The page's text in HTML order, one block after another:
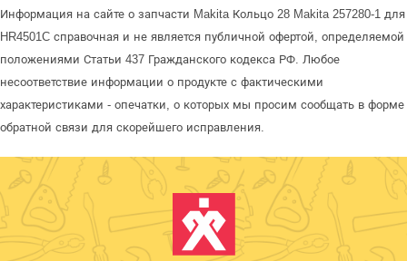
Информация на сайте о запчасти Makita Кольцо 28 Makita 257280-1 для
HR4501C справочная и не является публичной офертой, определяемой
положениями Статьи 437 Гражданского кодекса РФ. Любое
несоответствие информации о продукте с фактическими
характеристиками - опечатки, о которых мы просим сообщать в форме
обратной связи для скорейшего исправления.